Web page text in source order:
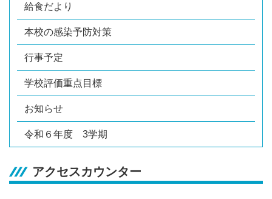
給食だより
本校の感染予防対策
行事予定
学校評価重点目標
お知らせ
令和６年度 3学期
アクセスカウンター